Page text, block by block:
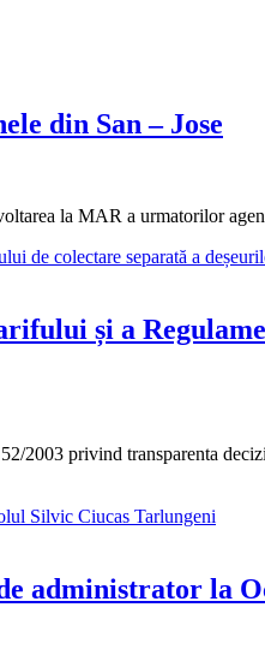
din San – Jose
la MAR a urmatorilor
și a
2003 privind transparenta
administrator la